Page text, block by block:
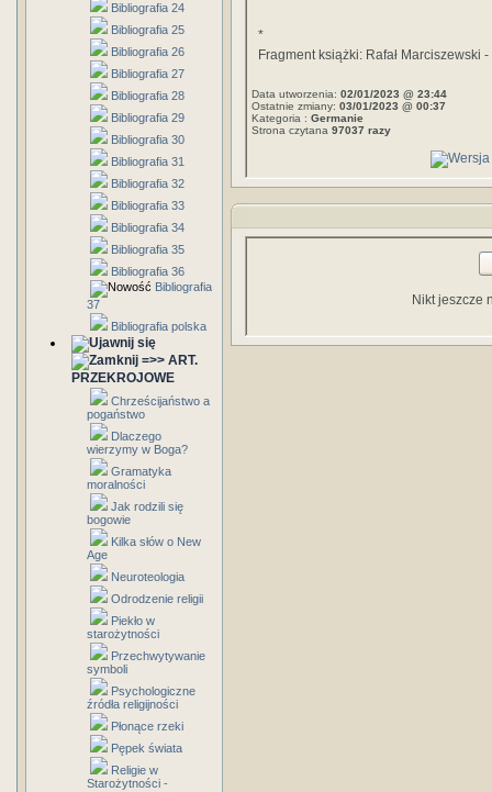
Bibliografia 24
Bibliografia 25
Bibliografia 26
Bibliografia 27
Bibliografia 28
Bibliografia 29
Bibliografia 30
Bibliografia 31
Bibliografia 32
Bibliografia 33
Bibliografia 34
Bibliografia 35
Bibliografia 36
Bibliografia
37
Bibliografia polska
=>> ART.
PRZEKROJOWE
Chrześcijaństwo a
pogaństwo
Dlaczego
wierzymy w Boga?
Gramatyka
moralności
Jak rodzili się
bogowie
Kilka słów o New
Age
Neuroteologia
Odrodzenie religii
Piekło w
starożytności
Przechwytywanie
symboli
Psychologiczne
źródła religijności
Płonące rzeki
Pępek świata
Religie w
Starożytności -
*
Fragment książki: Rafał Marciszewski -
Data utworzenia: 02/01/2023 @ 23:44
Ostatnie zmiany: 03/01/2023 @ 00:37
Kategoria : Germanie
Strona czytana 97037 razy
Nikt jeszcze